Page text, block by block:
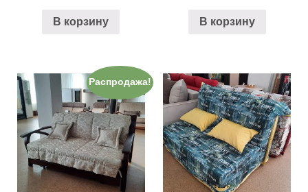
В корзину В корзину
Распродажа!